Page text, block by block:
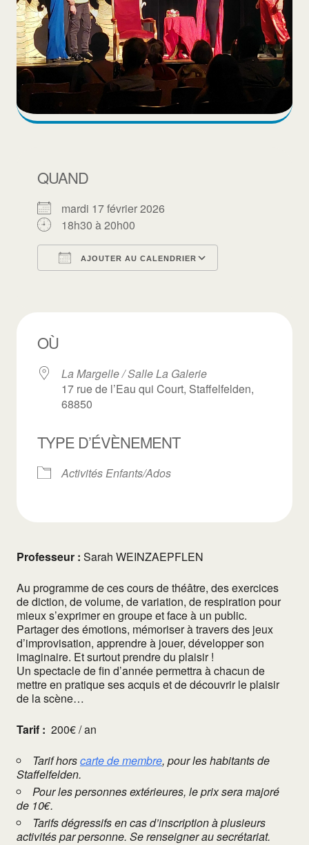
QUAND
mardi 17 février 2026
18h30 à 20h00
AJOUTER AU CALENDRIER
OÙ
La Margelle / Salle La Galerie
17 rue de l’Eau qui Court, Staffelfelden,
68850
TYPE D’ÉVÈNEMENT
Activités Enfants/Ados
Professeur : Sarah WEINZAEPFLEN
Au programme de ces cours de théâtre, des exercices
de diction, de volume, de variation, de respiration pour
mieux s’exprimer en groupe et face à un public.
Partager des émotions, mémoriser à travers des jeux
d’improvisation, apprendre à jouer, développer son
imaginaire. Et surtout prendre du plaisir !
Un spectacle de fin d’année permettra à chacun de
mettre en pratique ses acquis et de découvrir le plaisir
de la scène…
Tarif : 200€ / an
Tarif horscarte de membre, pour les habitants de
Staffelfelden.
Pour les personnes extérieures, le prix sera majoré
de 10€.
Tarifs dégressifs en cas d’inscription à plusieurs
activités par personne. Se renseigner au secrétariat.